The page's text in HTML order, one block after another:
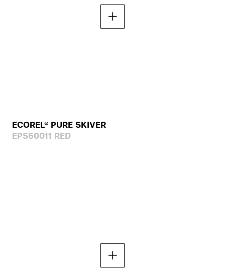
ECOREL® PURE SKIVER
EPS60011 RED